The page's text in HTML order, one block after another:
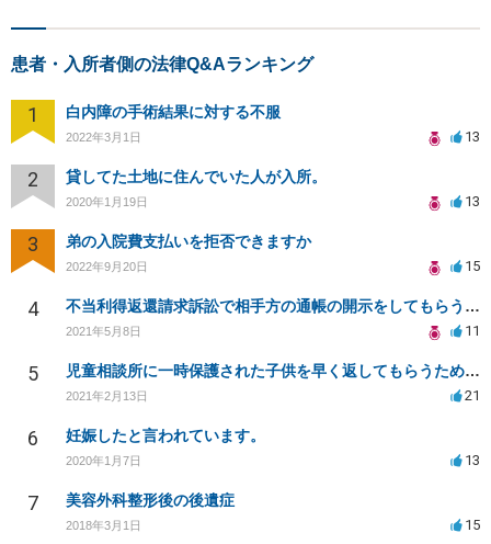
患者・入所者側の法律Q&Aランキング
1 白内障の手術結果に対する不服
2022年3月1日 13
2 貸してた土地に住んでいた人が入所。
2020年1月19日 13
3 弟の入院費支払いを拒否できますか
2022年9月20日 15
4 不当利得返還請求訴訟で相手方の通帳の開示をしてもらうことは可能か。また勝訴の確率は？
2021年5月8日 11
5 児童相談所に一時保護された子供を早く返してもらうために何をしたら良いでしょうか？
2021年2月13日 21
6 妊娠したと言われています。
2020年1月7日 13
7 美容外科整形後の後遺症
2018年3月1日 15